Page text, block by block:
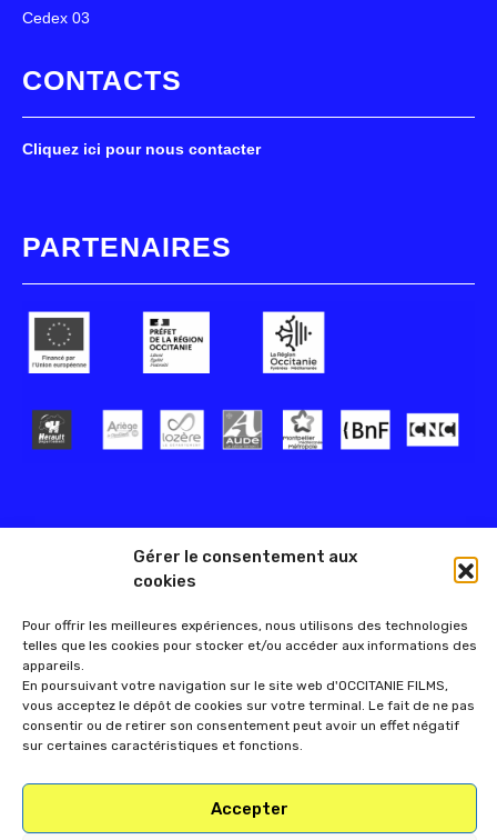
Gérer le consentement aux
cookies
Pour offrir les meilleures expériences, nous utilisons des technologies
telles que les cookies pour stocker et/ou accéder aux informations des
appareils.
En poursuivant votre navigation sur le site web d'OCCITANIE FILMS,
vous acceptez le dépôt de cookies sur votre terminal. Le fait de ne pas
consentir ou de retirer son consentement peut avoir un effet négatif
sur certaines caractéristiques et fonctions.
Accepter
Cedex 03
CONTACTS
Cliquez ici pour nous contacter
PARTENAIRES